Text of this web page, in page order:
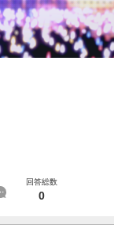
回答総数
0